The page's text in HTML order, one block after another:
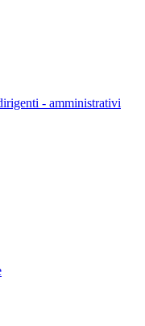
- amministrativi